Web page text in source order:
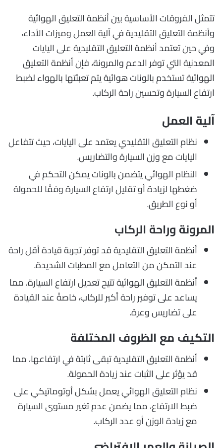
تتمثل الفروقات الأساسية بين أنظمة التعليق الهوائية
وأنظمة التعليق التقليدية في آلية العمل وميزات الأداء،
وفي حين تعتمد أنظمة التعليق التقليدية على اليايات
المعدنية التي توفر الدعم والمرونة، فإن أنظمة التعليق
الهوائية تستخدم بالونات هوائية يتم تعبئتها بالهواء لضبط
ارتفاع السيارة وتحسين راحة الركاب.
آلية العمل
نظام التعليق التقليدي يعتمد على اليايات، حيث تتفاعل
اليايات مع وزن السيارة والتضاريس.
النظام الهوائي يتضمن بالونات يمكن التحكم في
ضغطها لزيادة أو تقليل ارتفاع السيارة وفقًا للحمولة
أو نوع الطريق.
المرونة وراحة الركاب
أنظمة التعليق التقليدية قد توفر تجربة قيادة أقل راحة
عند التمكن من التعامل مع المطبات الشديدة.
أنظمة التعليق الهوائية تتيح تعديل ارتفاع السيارة، مما
يساعد على توفير راحة أكبر للركاب، خاصةً عند القيادة
على تضاريس وعرة.
التكيف مع الظروف المختلفة
أنظمة التعليق التقليدية تبقى ثابتة في ارتفاعها، مما
قد يؤثر على الثبات عند زيادة الحمولة.
نظام التعليق الهوائي يعمل بشكل أوتوماتيكي على
ضبط الارتفاع، مما يضمن عدم تغير مستوى السيارة
مع زيادة الوزن أو عدد الركاب.